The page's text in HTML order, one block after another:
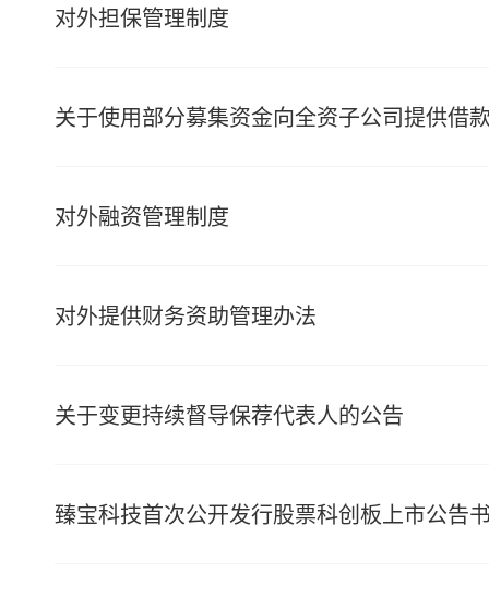
对外担保管理制度
关于使用部分募集资金向全资子公司提供借
对外融资管理制度
对外提供财务资助管理办法
关于变更持续督导保荐代表人的公告
臻宝科技首次公开发行股票科创板上市公告